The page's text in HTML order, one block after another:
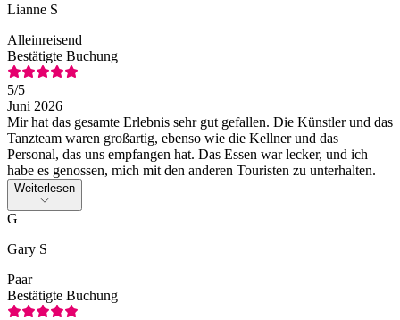
Lianne S
Alleinreisend
Bestätigte Buchung
5/5
Juni 2026
Mir hat das gesamte Erlebnis sehr gut gefallen. Die Künstler und das
Tanzteam waren großartig, ebenso wie die Kellner und das
Personal, das uns empfangen hat. Das Essen war lecker, und ich
habe es genossen, mich mit den anderen Touristen zu unterhalten.
Weiterlesen
G
Gary S
Paar
Bestätigte Buchung